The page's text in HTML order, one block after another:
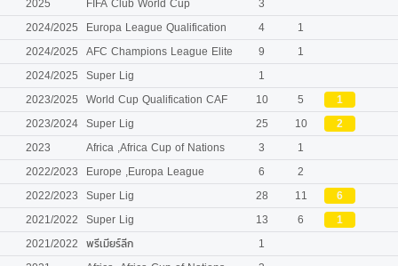
2025
FIFA Club World Cup
3
2024/2025
Europa League Qualification 4
1
2024/2025 AFC Champions League Elite 9
1
2024/2025 Super Lig
1
2023/2025 World Cup Qualification CAF 10 5
1
2023/2024 Super Lig 25 10
2
2023
Africa ,Africa Cup of Nations 3
1
2022/2023
Europe ,Europa League 6
2
2022/2023 Super Lig 28 11
6
2021/2022 Super Lig 13 6
1
2021/2022 พรีเมียร์ลีก
1